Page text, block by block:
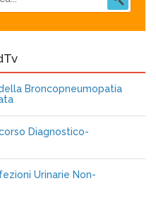
Broncopneumopatia
Diagnostico-
Urinarie Non-